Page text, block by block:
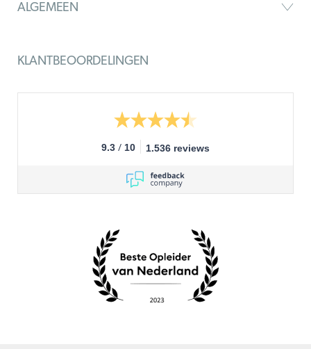
ALGEMEEN
KLANTBEOORDELINGEN
9.3 / 10 1.536 reviews